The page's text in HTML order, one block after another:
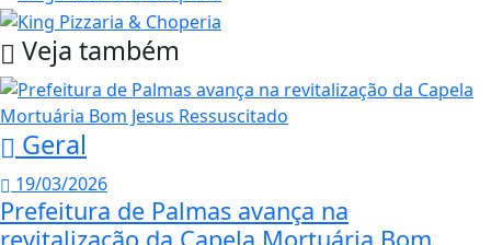
Veja também
Geral
19/03/2026
Prefeitura de Palmas avança na